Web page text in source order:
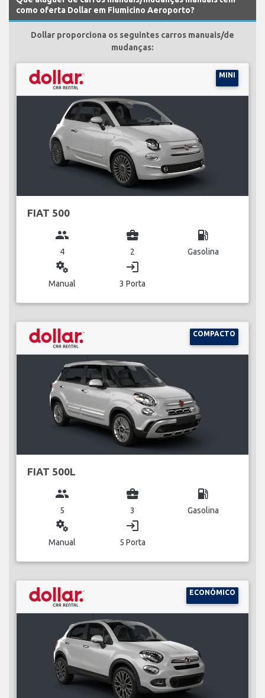
como oferta Dollar em Fiumicino Aeroporto?
Dollar proporciona os seguintes carros manuais/de
mudanças:
MINI
FIAT 500
group
4
business_center
2
local_gas_station
Gasolina
miscellaneous_services
Manual
login
3 Porta
COMPACTO
FIAT 500L
group
5
business_center
3
local_gas_station
Gasolina
miscellaneous_services
Manual
login
5 Porta
ECONÓMICO